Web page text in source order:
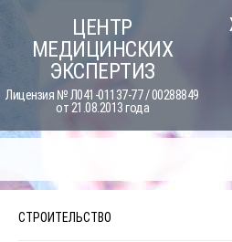
content
ЦЕНТР
МЕДИЦИНСКИХ
ЭКСПЕРТИЗ
Лицензия № Л041-01137-77 / 00288849
от 21.08.2013 года
СТРОИТЕЛЬСТВО